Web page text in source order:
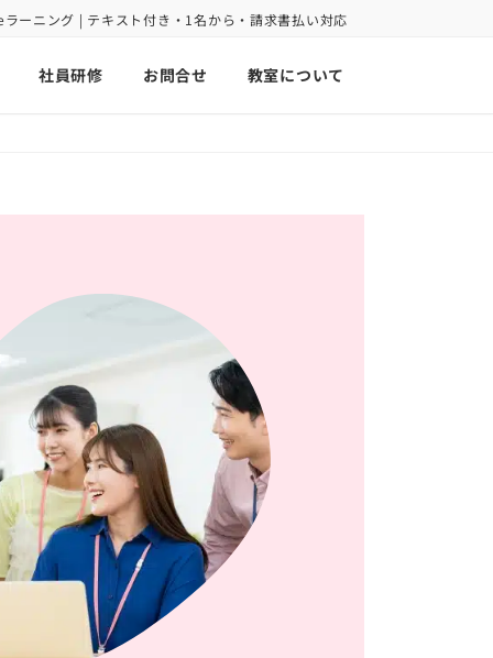
ーニング | テキスト付き・1名から・請求書払い対応
社員研修 お問合せ 教室について